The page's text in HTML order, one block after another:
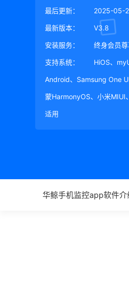
最后更新： 2025-05-
最新版本： V3.8
安装服务： 终身会员
支持系统： HiOS、
Android、Samsung One
蒙HarmonyOS、小米MIUI
适用
华鲸手机监控app软件介